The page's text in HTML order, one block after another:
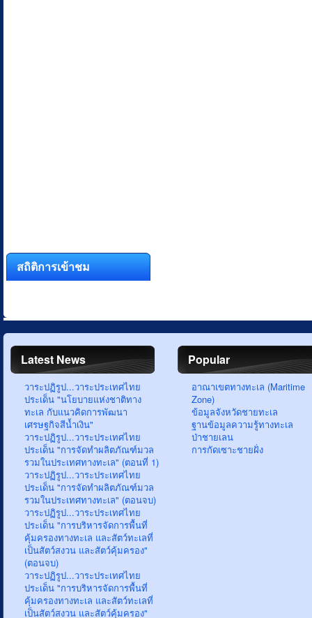
สถิติการเข้าชม
Latest News
วาระปฏิรูป...วาระประเทศไทย
ประเด็น "นโยบายแห่งชาติทาง
ทะเล กับแนวคิดการพัฒนา
เศรษฐกิจสีน้ำเงิน"
วาระปฏิรูป...วาระประเทศไทย
ประเด็น "การจัดทำผลิตภัณฑ์มวล
รวมในประเทศทางทะเล" (ตอนที่ 1)
วาระปฏิรูป...วาระประเทศไทย
ประเด็น "การจัดทำผลิตภัณฑ์มวล
รวมในประเทศทางทะเล" (ตอนจบ)
วาระปฏิรูป...วาระประเทศไทย
ประเด็น "การบริหารจัดการพื้นที่
คุ้มครองทางทะเล และสัตว์ทะเลที่
เป็นสัตว์สงวน และสัตว์คุ้มครอง"
(ตอนจบ)
วาระปฏิรูป...วาระประเทศไทย
ประเด็น "การบริหารจัดการพื้นที่
คุ้มครองทางทะเล และสัตว์ทะเลที่
เป็นสัตว์สงวน และสัตว์คุ้มครอง"
Popular
อาณาเขตทางทะเล (Maritime
Zone)
ข้อมูลจังหวัดชายทะเล
ฐานข้อมูลความรู้ทางทะเล
ป่าชายเลน
การกัดเซาะชายฝั่ง